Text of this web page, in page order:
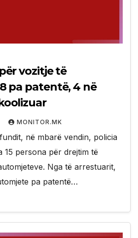
vozitje të
pa patentë, 4 në
MONITOR.MK
në mbarë vendin, policia
15 persona për drejtim të
Nga të arrestuarit,
pa patentë…